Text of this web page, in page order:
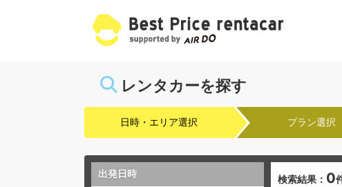
レンタカーを探す
日時・エリア選択 プラン選択
出発日時 検索結果： 0